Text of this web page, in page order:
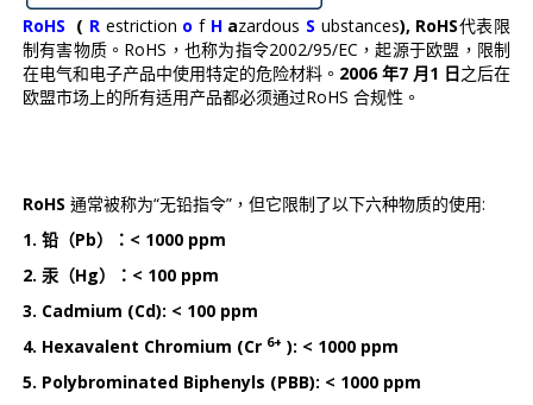
RoHS ( R estriction o f Hazardous S ubstances), RoHS代表限
制有害物质。RoHS，也称为指令2002/95/EC，起源于欧盟，限制
在电气和电子产品中使用特定的危险材料。 2006 年7 月1 日之后在
欧盟市场上的所有适用产品都必须通过RoHS 合规性。
RoHS 通常被称为“无铅指令”，但它限制了以下六种物质的使用:
1. 铅（Pb）：< 1000 ppm
2. 汞（Hg）：< 100 ppm
3. Cadmium (Cd): < 100 ppm
4. Hexavalent Chromium (Cr 6+ ): < 1000 ppm
5. Polybrominated Biphenyls (PBB): < 1000 ppm